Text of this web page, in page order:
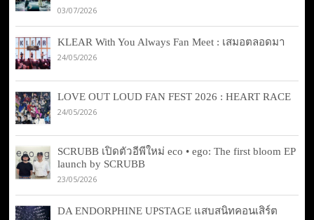
03/07/2026
KLEAR With You Always Fan Meet : เสมอตลอดมา
24/05/2026
LOVE OUT LOUD FAN FEST 2026 : HEART RACE
24/05/2026
SCRUBB เปิดตัวอีพีใหม่ eco • ego: The first bloom EP
launch by SCRUBB
23/05/2026
DA ENDORPHINE UPSTAGE แสบสนิทคอนเสิร์ต